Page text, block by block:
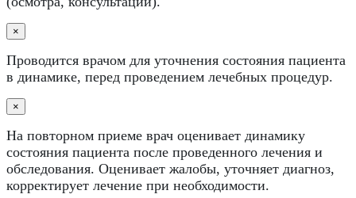
×
Проводится врачом для уточнения состояния пациента
в динамике, перед проведением лечебных процедур.
×
На повторном приеме врач оценивает динамику
состояния пациента после проведенного лечения и
обследования. Оценивает жалобы, уточняет диагноз,
корректирует лечение при необходимости.